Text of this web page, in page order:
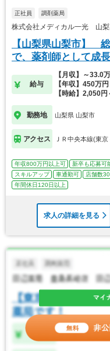
正社員 調剤薬局
株式会社メディカル一光 山梨
【山梨県山梨市】
で、薬剤師として成
給与
【月収】～33.0
【年収】450万
【時給】2,050
勤務地 山梨県 山梨市
アクセス ＪＲ中央本線(東
年収800万円以上可 新卒も応募可
スキルアップ
車通勤可 店舗数
年間休日120日以上
求人の詳細を見る